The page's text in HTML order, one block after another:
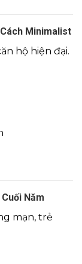
Minimalist
hộ hiện đại.
Năm
mạn, trẻ